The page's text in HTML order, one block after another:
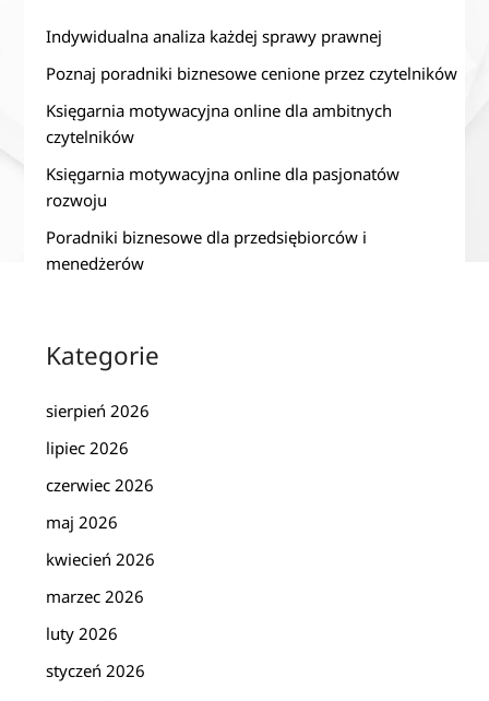
Indywidualna analiza każdej sprawy prawnej
Poznaj poradniki biznesowe cenione przez czytelników
Księgarnia motywacyjna online dla ambitnych
czytelników
Księgarnia motywacyjna online dla pasjonatów
rozwoju
Poradniki biznesowe dla przedsiębiorców i
menedżerów
Kategorie
sierpień 2026
lipiec 2026
czerwiec 2026
maj 2026
kwiecień 2026
marzec 2026
luty 2026
styczeń 2026